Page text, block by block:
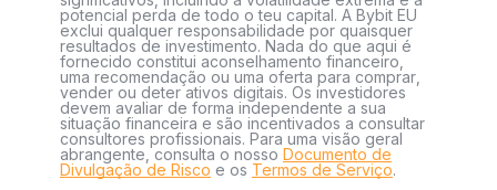
potencial perda de todo o teu capital. A Bybit EU
exclui qualquer responsabilidade por quaisquer
resultados de investimento. Nada do que aqui é
fornecido constitui aconselhamento financeiro,
uma recomendação ou uma oferta para comprar,
vender ou deter ativos digitais. Os investidores
devem avaliar de forma independente a sua
situação financeira e são incentivados a consultar
consultores profissionais. Para uma visão geral
abrangente, consulta o nosso Documento de
Divulgação de Risco e os Termos de Serviço.